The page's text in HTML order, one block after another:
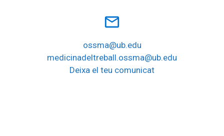
mail_outline
ossma@ub.edu
medicinadeltreball.ossma@ub.edu
Deixa el teu comunicat